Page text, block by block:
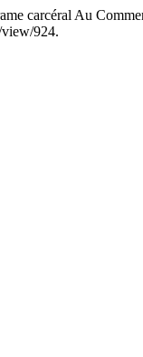
carcéral Au
924.